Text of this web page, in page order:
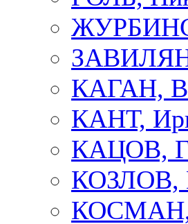
КАГАН,
КАНТ,
КАЦОВ,
КОЗЛОВ,
КОСМАН,